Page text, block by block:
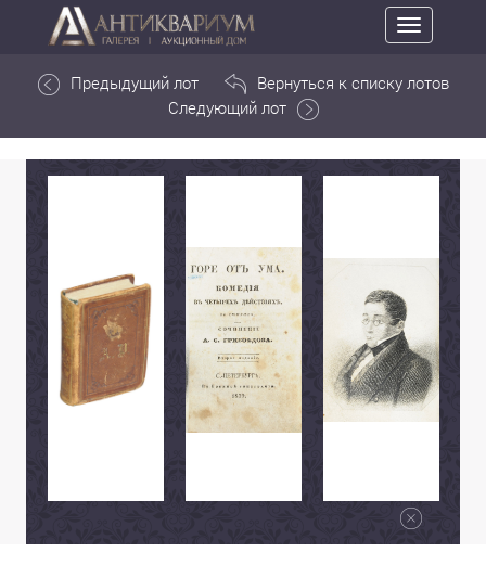
Toggle
navigation
Предыдущий лот
Вернуться к списку лотов
Следующий лот